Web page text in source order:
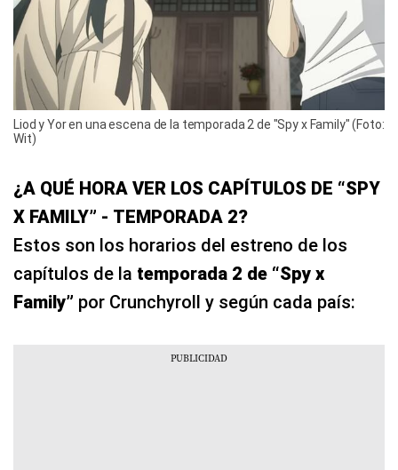
Liod y Yor en una escena de la temporada 2 de "Spy x Family" (Foto:
Wit)
¿A QUÉ HORA VER LOS CAPÍTULOS DE “SPY
X FAMILY” - TEMPORADA 2?
Estos son los horarios del estreno de los
capítulos de la temporada 2 de “Spy x
Family” por Crunchyroll y según cada país: